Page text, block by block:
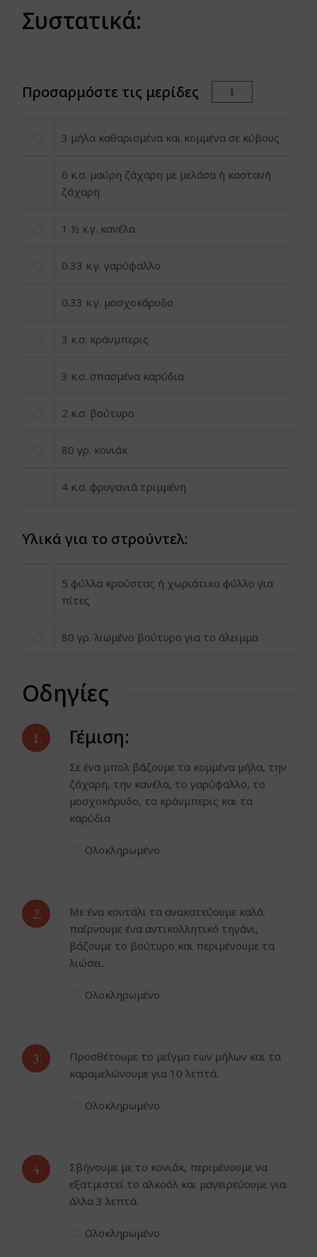
Συστατικά:
Προσαρμόστε τις μερίδες
3 μήλα καθαρισμένα και κομμένα σε κύβους
6 κ.σ. μαύρη ζάχαρη με μελάσα ή καστανή
ζάχαρη
1 ½ κ.γ. κανέλα
0.33 κ.γ. γαρύφαλλο
0.33 κ.γ. μοσχοκάρυδο
3 κ.σ. κράνμπερις
3 κ.σ. σπασμένα καρύδια
2 κ.σ. βούτυρο
80 γρ. κονιάκ
4 κ.σ. φρυγανιά τριμμένη
Υλικά για το στρούντελ:
5 φύλλα κρούστας ή χωριάτικο φύλλο για
πίτες
80 γρ. λιωμένο βούτυρο για το άλειμμα
Οδηγίες
1. Γέμιση:
Σε ένα μπολ βάζουμε τα κομμένα μήλα, την
ζάχαρη, την κανέλα, το γαρύφαλλο, το
μοσχοκάρυδο, τα κράνμπερις και τα
καρύδια
Ολοκληρωμένο
2.
Με ένα κουτάλι τα ανακατεύουμε καλά.
παίρνουμε ένα αντικολλητικό τηγάνι,
βάζουμε το βούτυρο και περιμένουμε τα
λιώσει.
Ολοκληρωμένο
3.
Προσθέτουμε το μείγμα των μήλων και τα
καραμελώνουμε για 10 λεπτά.
Ολοκληρωμένο
4.
Σβήνουμε με το κονιάκ, περιμένουμε να
εξατμιστεί το αλκοόλ και μαγειρεύουμε για
άλλα 3 λεπτά.
Ολοκληρωμένο